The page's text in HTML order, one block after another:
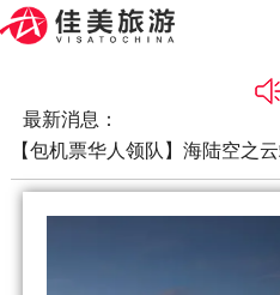
Skip
to
最新消息：
【包机票华人领队】海陆空之
马+库斯科+马丘比丘+圣谷+啲